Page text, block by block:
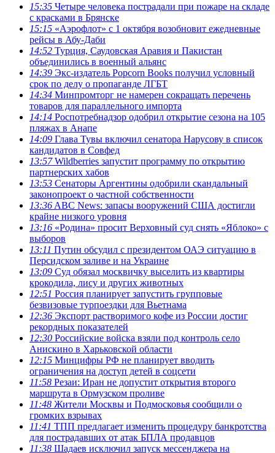
15:35 Четыре человека пострадали при пожаре на складе
с красками в Брянске
15:15 «Аэрофлот» с 1 октября возобновит ежедневные
рейсы в Абу-Даби
14:52 Турция, Саудовская Аравия и Пакистан
объединились в военный альянс
14:39 Экс-издатель Popcorn Books получил условный
срок по делу о пропаганде ЛГБТ
14:34 Минпромторг не намерен сокращать перечень
товаров для параллельного импорта
14:14 Роспотребнадзор одобрил открытие сезона на 105
пляжах в Анапе
14:09 Глава Тувы включил сенатора Нарусову в список
кандидатов в Совфед
13:57Wildberries запустит программу по открытию
партнерских хабов
13:53 Сенаторы Аргентины одобрили скандальный
законопроект о частной собственности
13:36 ABC News: запасы вооружений США достигли
крайне низкого уровня
13:16 «Родина» просит Верховный суд снять «Яблоко» с
выборов
13:11 Путин обсудил с президентом ОАЭ ситуацию в
Персидском заливе и на Украине
13:09 Суд обязал москвичку выселить из квартиры
крокодила, лису и других животных
12:51 Россия планирует запустить групповые
безвизовые турпоездки для Вьетнама
12:36 Экспорт растворимого кофе из России достиг
рекордных показателей
12:30 Российские войска взяли под контроль село
Анискино в Харьковской области
12:15 Минцифры РФ не планирует вводить
ограничения на доступ детей в соцсети
11:58 Резаи: Иран не допустит открытия второго
маршрута в Ормузском проливе
11:48 Жители Москвы и Подмосковья сообщили о
громких взрывах
11:41 ТПП предлагает изменить процедуру банкротства
для пострадавших от атак БПЛА продавцов
11:38 Шадаев исключил запуск мессенджера на